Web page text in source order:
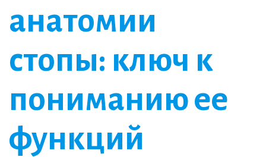
анатомии
стопы: ключ к
пониманию ее
функций